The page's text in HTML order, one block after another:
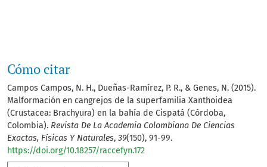
Cómo citar
Campos Campos, N. H., Dueñas-Ramírez, P. R., & Genes, N. (2015).
Malformación en cangrejos de la superfamilia Xanthoidea
(Crustacea: Brachyura) en la bahía de Cispatá (Córdoba,
Colombia). Revista De La Academia Colombiana De Ciencias
Exactas, Físicas Y Naturales, 39(150), 91-99.
https://doi.org/10.18257/raccefyn.172